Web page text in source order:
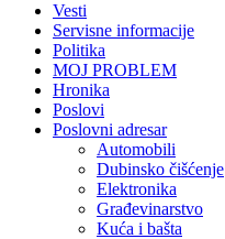
Vesti
Servisne informacije
Politika
MOJ PROBLEM
Hronika
Poslovi
Poslovni adresar
Automobili
Dubinsko čišćenje
Elektronika
Građevinarstvo
Kuća i bašta